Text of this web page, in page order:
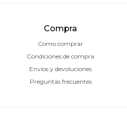
Compra
Como comprar
Condiciones de compra
Envíos y devoluciones
Preguntas frecuentes